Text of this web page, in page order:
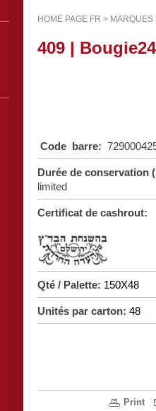
HOME PAGE FR > MARQUES
409 |
Code barre:
Durée de
limited
Certificat de cashrout:
Qté / Palette: 150X48
Unités par carton: 48
Print